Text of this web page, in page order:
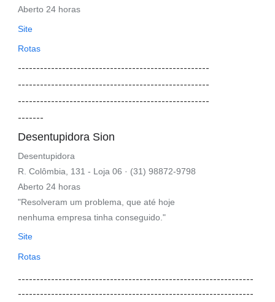
Aberto 24 horas
Site
Rotas
----------------------------------------------------
----------------------------------------------------
----------------------------------------------------
-------
Desentupidora Sion
Desentupidora
R. Colômbia, 131 - Loja 06 · (31) 98872-9798
Aberto 24 horas
"Resolveram um problema, que até hoje
nenhuma empresa tinha conseguido."
Site
Rotas
----------------------------------------------------------------
----------------------------------------------------------------